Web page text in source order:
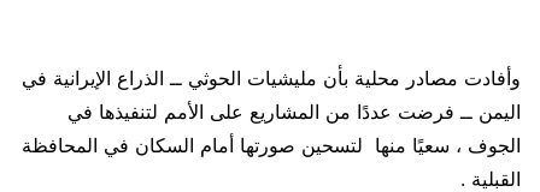
وأفادت مصادر محلية بأن مليشيات الحوثي ــ الذراع الإيرانية في
اليمن ــ فرضت عددًا من المشاريع على الأمم لتنفيذها في
الجوف ، سعيًا منها لتسحين صورتها أمام السكان في المحافظة
القبلية .